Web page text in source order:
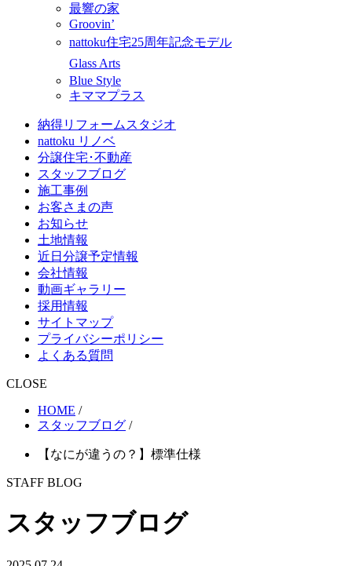
最響の家
Groovin’
nattoku住宅25周年記念モデル
Glass Arts
Blue Style
キママプラス
納得リフォームスタジオ
nattoku リノベ
分譲住宅･不動産
スタッフブログ
施工事例
お客さまの声
お知らせ
土地情報
近日分譲予定情報
会社情報
動画ギャラリー
採用情報
サイトマップ
プライバシーポリシー
よくある質問
CLOSE
HOME /
スタッフブログ /
【なにが違うの？】標準仕様
STAFF BLOG
スタッフブログ